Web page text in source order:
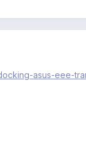
asus-eee-